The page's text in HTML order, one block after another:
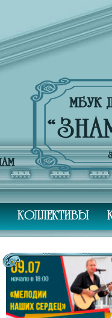
КОЛЛЕКТИВЫ